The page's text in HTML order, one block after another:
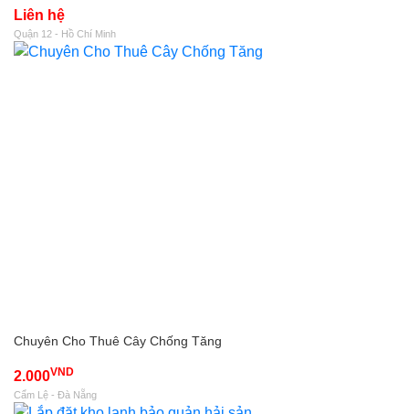
Liên hệ
Quận 12 - Hồ Chí Minh
Chuyên Cho Thuê Cây Chống Tăng
2.000VND
Cẩm Lệ - Đà Nẵng